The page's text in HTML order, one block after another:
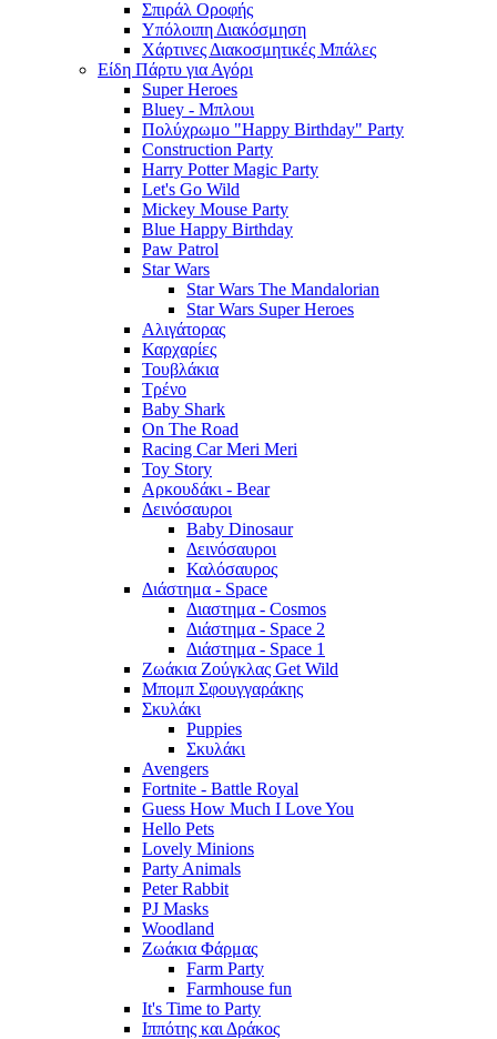
Σπιράλ Οροφής
Υπόλοιπη Διακόσμηση
Χάρτινες Διακοσμητικές Μπάλες
Είδη Πάρτυ για Αγόρι
Super Heroes
Bluey - Μπλουι
Πολύχρωμο "Happy Birthday" Party
Construction Party
Harry Potter Magic Party
Let's Go Wild
Mickey Mouse Party
Blue Happy Birthday
Paw Patrol
Star Wars
Star Wars The Mandalorian
Star Wars Super Heroes
Αλιγάτορας
Καρχαρίες
Τουβλάκια
Τρένο
Baby Shark
On The Road
Racing Car Meri Meri
Toy Story
Αρκουδάκι - Bear
Δεινόσαυροι
Baby Dinosaur
Δεινόσαυροι
Καλόσαυρος
Διάστημα - Space
Διαστημα - Cosmos
Διάστημα - Space 2
Διάστημα - Space 1
Ζωάκια Ζούγκλας Get Wild
Μπομπ Σφουγγαράκης
Σκυλάκι
Puppies
Σκυλάκι
Avengers
Fortnite - Battle Royal
Guess How Much I Love You
Hello Pets
Lovely Minions
Party Animals
Peter Rabbit
PJ Masks
Woodland
Ζωάκια Φάρμας
Farm Party
Farmhouse fun
It's Time to Party
Ιππότης και Δράκος